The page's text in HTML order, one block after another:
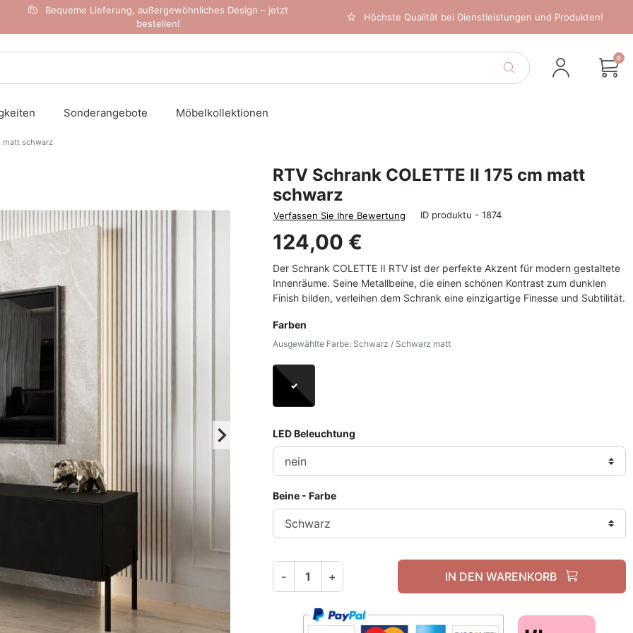
Bequeme Lieferung, außergewöhnliches Design – jetzt
bestellen!
Höchste Qualität bei Dienstleistungen und Produkten!
0
Sonderangebote Möbelkollektionen
matt schwarz
Weiter
keyboard_arrow_right
RTV Schrank COLETTE II 175 cm matt
schwarz
Verfassen Sie Ihre Bewertung ID produktu - 1874
124,00 €
Der Schrank COLETTE II RTV ist der perfekte Akzent für modern gestaltete
Innenräume. Seine Metallbeine, die einen schönen Kontrast zum dunklen
Finish bilden, verleihen dem Schrank eine einzigartige Finesse und Subtilität.
Farben
Ausgewählte Farbe: Schwarz / Schwarz matt
Schwarz / Schwarz matt
LED Beleuchtung
Beine - Farbe
- + IN DEN WARENKORB